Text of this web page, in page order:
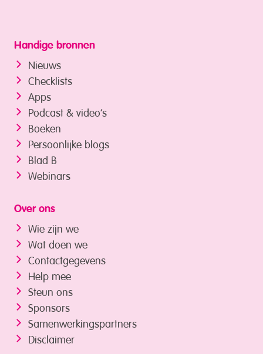
Handige bronnen
Nieuws
Checklists
Apps
Podcast & video’s
Boeken
Persoonlijke blogs
Blad B
Webinars
Over ons
Wie zijn we
Wat doen we
Contactgegevens
Help mee
Steun ons
Sponsors
Samenwerkings­partners
Disclaimer